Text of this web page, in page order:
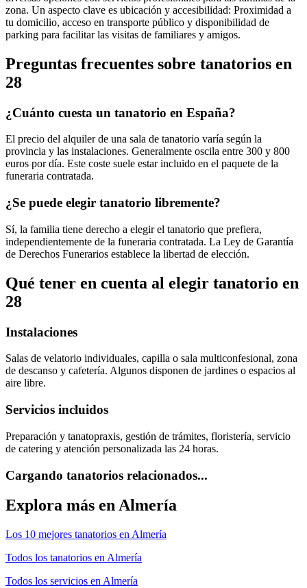
zona. Un aspecto clave es ubicación y accesibilidad: Proximidad a
tu domicilio, acceso en transporte público y disponibilidad de
parking para facilitar las visitas de familiares y amigos.
Preguntas frecuentes sobre tanatorios en
28
¿Cuánto cuesta un tanatorio en España?
El precio del alquiler de una sala de tanatorio varía según la
provincia y las instalaciones. Generalmente oscila entre 300 y 800
euros por día. Este coste suele estar incluido en el paquete de la
funeraria contratada.
¿Se puede elegir tanatorio libremente?
Sí, la familia tiene derecho a elegir el tanatorio que prefiera,
independientemente de la funeraria contratada. La Ley de Garantía
de Derechos Funerarios establece la libertad de elección.
Qué tener en cuenta al elegir tanatorio en
28
Instalaciones
Salas de velatorio individuales, capilla o sala multiconfesional, zona
de descanso y cafetería. Algunos disponen de jardines o espacios al
aire libre.
Servicios incluidos
Preparación y tanatopraxis, gestión de trámites, floristería, servicio
de catering y atención personalizada las 24 horas.
Cargando tanatorios relacionados...
Explora más enAlmería
Los 10 mejores tanatorios en Almería
Todos los tanatorios en Almería
Todos los servicios en Almería